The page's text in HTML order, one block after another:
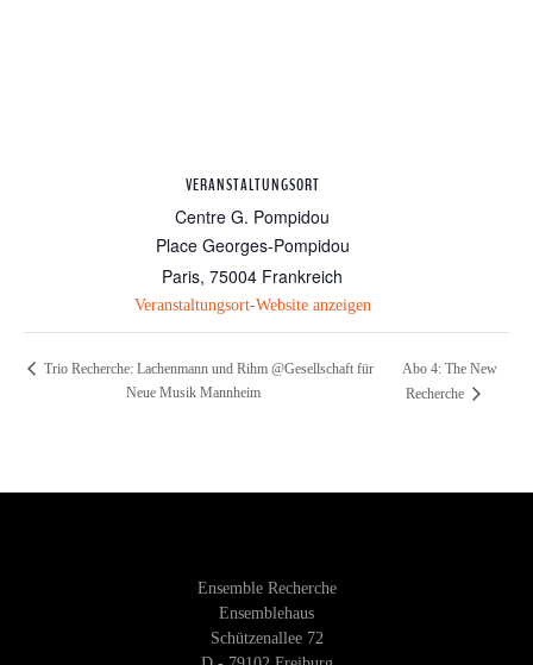
VERANSTALTUNGSORT
Centre G. Pompidou
Place Georges-Pompidou
Paris, 75004 Frankreich
Veranstaltungsort-Website anzeigen
Trio Recherche: Lachenmann und Rihm @Gesellschaft für
Neue Musik Mannheim
Abo 4: The New
Recherche
Ensemble Recherche
Ensemblehaus
Schützenallee 72